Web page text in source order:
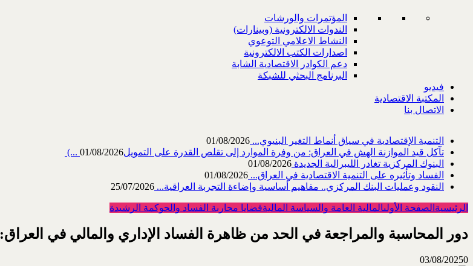
المؤتمرات والورشات
الندوات الالكترونية (وبينارات)
النشاط الاعلامي التوعوي
اصدارات الكتب الالكترونية
دعم الكوادر الاقتصادية الشابة
البرنامج البحثي للشبكة
فيديو
المكتبة الاقتصادية
الاتصال بنا
التنمية الإقتصادية في سياق أنماط التغير البنيوي... 01/08/2026
تآكل قيد الموازنة الهش في العراق: من وفرة الموارد إلى تقلص القدرة على التمويل‎ (...01/08/2026
البنوك المركزية تغادر الليبرالية الجديدة 01/08/2026
الفساد وتأثيره على التنمية الاقتصادية في العراق... 01/08/2026
النقود وعمليات البنك المركزي.. مفاهيم أساسية وإضاءة التجربة العراقية... 25/07/2026
الرئيسية الصفحة الأولىالمالية العامة والسياسة الماليةقضايا محاربة الفساد والحوكمة الرشيدة
دور المحاسبة والمراجعة في الحد من ظاهرة الفساد الإداري والمالي في العراق:‏
03/08/20250